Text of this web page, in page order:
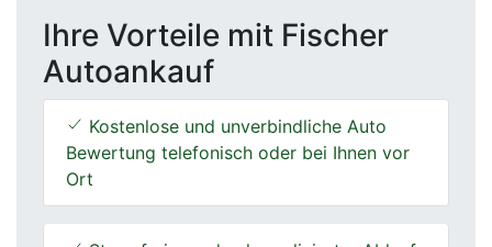
Ihre Vorteile mit Fischer
Autoankauf
Kostenlose und unverbindliche Auto
Bewertung telefonisch oder bei Ihnen vor
Ort